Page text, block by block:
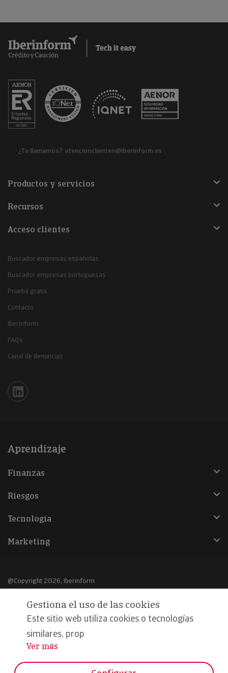
¿Te llamamos? atencionclientes@iberinform.es
Productos y servicios
Recursos
Acceso clientes
Buscador empresas españolas
Buscador empresas portuguesas
Prueba gratis
Contacto
Iberinform
FAQs
Canal de denuncias
Iberinform en Linkedin
Aprendizaje
Finanzas
Riesgos
Tecnología
Marketing
@Copyright 2026, Iberinform
Aviso legal
Política de cookies
Declaración de privacidad
Gestiona el uso de las cookies
Este sitio web utiliza cookies o tecnologías
similares, prop
...
Ver más